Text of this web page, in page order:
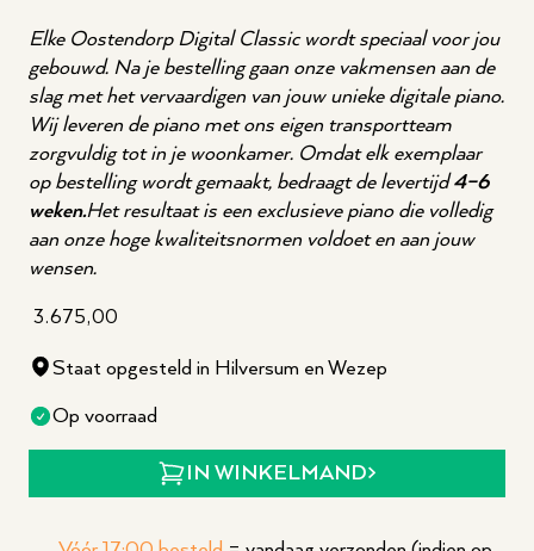
Elke Oostendorp Digital Classic wordt speciaal voor jou
gebouwd. Na je bestelling gaan onze vakmensen aan de
slag met het vervaardigen van jouw unieke digitale piano.
Wij leveren de piano met ons eigen transportteam
zorgvuldig tot in je woonkamer. Omdat elk exemplaar
op bestelling wordt gemaakt, bedraagt de levertijd4–6
weken.Het resultaat is een exclusieve piano die volledig
aan onze hoge kwaliteitsnormen voldoet en aan jouw
wensen.
3.675,00
Staat opgesteld in Hilversum en Wezep
Op voorraad
IN WINKELMAND